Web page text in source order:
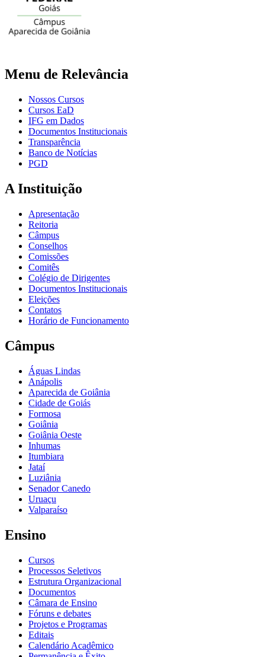
Menu de Relevância
Nossos Cursos
Cursos EaD
IFG em Dados
Documentos Institucionais
Transparência
Banco de Notícias
PGD
A Instituição
Apresentação
Reitoria
Câmpus
Conselhos
Comissões
Comitês
Colégio de Dirigentes
Documentos Institucionais
Eleições
Contatos
Horário de Funcionamento
Câmpus
Águas Lindas
Anápolis
Aparecida de Goiânia
Cidade de Goiás
Formosa
Goiânia
Goiânia Oeste
Inhumas
Itumbiara
Jataí
Luziânia
Senador Canedo
Uruaçu
Valparaíso
Ensino
Cursos
Processos Seletivos
Estrutura Organizacional
Documentos
Câmara de Ensino
Fóruns e debates
Projetos e Programas
Editais
Calendário Acadêmico